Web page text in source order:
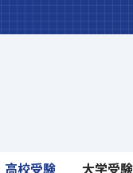
高校受験 大学受験